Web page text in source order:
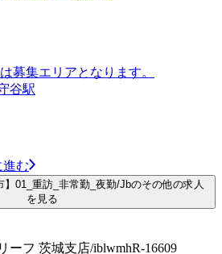
募集エリアとなります。
谷駅
進む
01_重訪_非常勤_夜勤/Jbのその他の求人
を見る
ーフ 茨城支店/iblwmhR-16609